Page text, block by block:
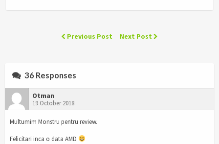
Previous Post Next Post
36 Responses
Otman
19 October 2018
Multumim Monstru pentru review.
Felicitari inca o data AMD